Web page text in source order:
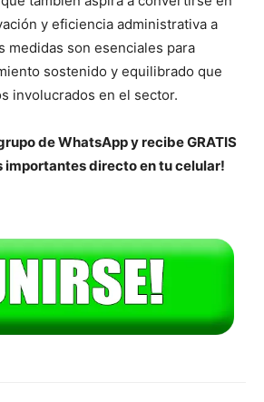
y eficiencia administrativa a
medidas son esenciales para
sostenido y equilibrado que
involucrados en el sector.
de WhatsApp y recibe GRATIS
importantes directo en tu celular!